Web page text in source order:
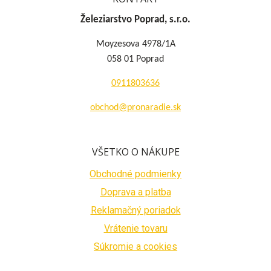
Železiarstvo Poprad, s.r.o.
Moyzesova 4978/1A
058 01 Poprad
0911803636
obchod@pronaradie.sk
VŠETKO O NÁKUPE
Obchodné podmienky
Doprava a platba
Reklamačný poriadok
Vrátenie tovaru
Súkromie a cookies